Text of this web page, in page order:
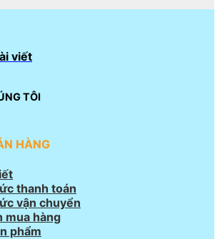
viết
CHÚNG TÔI
HÀNG
thanh toán
vận chuyển
mua hàng
phẩm